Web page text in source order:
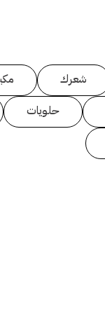
شعرك
حلويات